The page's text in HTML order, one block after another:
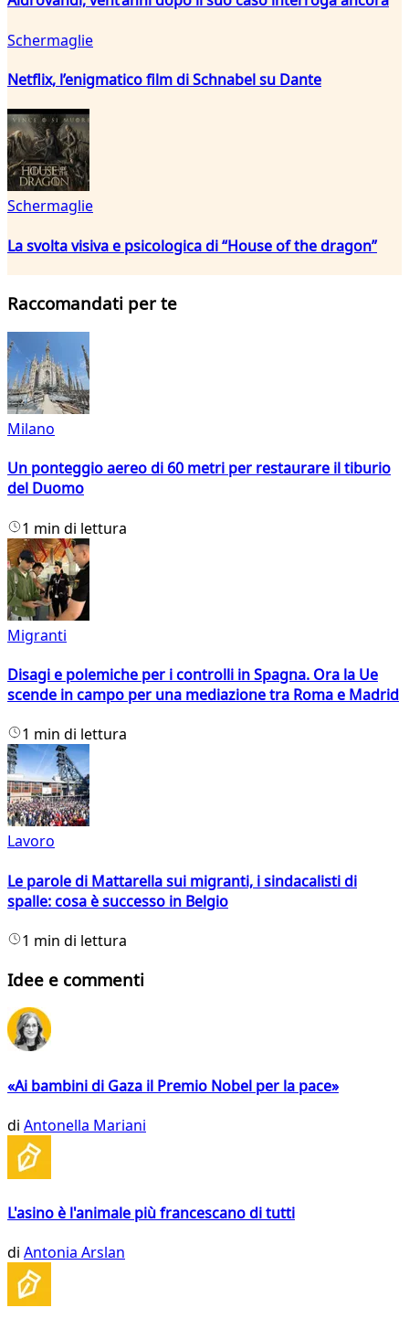
Schermaglie
Netflix, l’enigmatico film di Schnabel su Dante
Schermaglie
La svolta visiva e psicologica di “House of the dragon”
Raccomandati per te
Milano
Un ponteggio aereo di 60 metri per restaurare il tiburio
del Duomo
1 min di lettura
Migranti
Disagi e polemiche per i controlli in Spagna. Ora la Ue
scende in campo per una mediazione tra Roma e Madrid
1 min di lettura
Lavoro
Le parole di Mattarella sui migranti, i sindacalisti di
spalle: cosa è successo in Belgio
1 min di lettura
Idee e commenti
«Ai bambini di Gaza il Premio Nobel per la pace»
di Antonella Mariani
L'asino è l'animale più francescano di tutti
di Antonia Arslan